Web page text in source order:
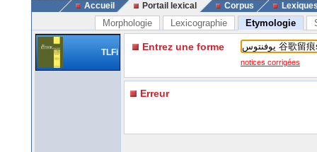
Accueil Portail lexical Corpus
Morphologie Lexicographie Etymologie
TLFi Entrez une forme
notices corrigées
Erreur